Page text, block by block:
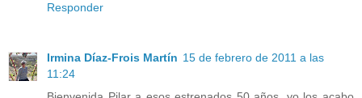
Responder
Irmina Díaz-Frois Martín 15 de febrero de 2011 a las
11:24